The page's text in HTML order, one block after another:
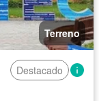
Terreno
Destacado